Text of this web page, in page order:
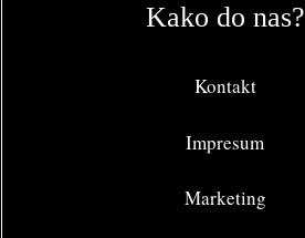
Kako do nas?
Kontakt
Impresum
Marketing